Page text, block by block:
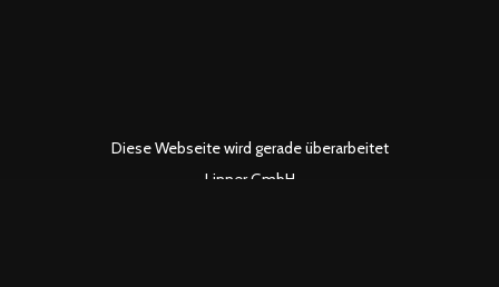
Diese Webseite wird gerade überarbeitet
Linner GmbH